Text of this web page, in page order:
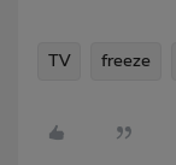
TV freeze